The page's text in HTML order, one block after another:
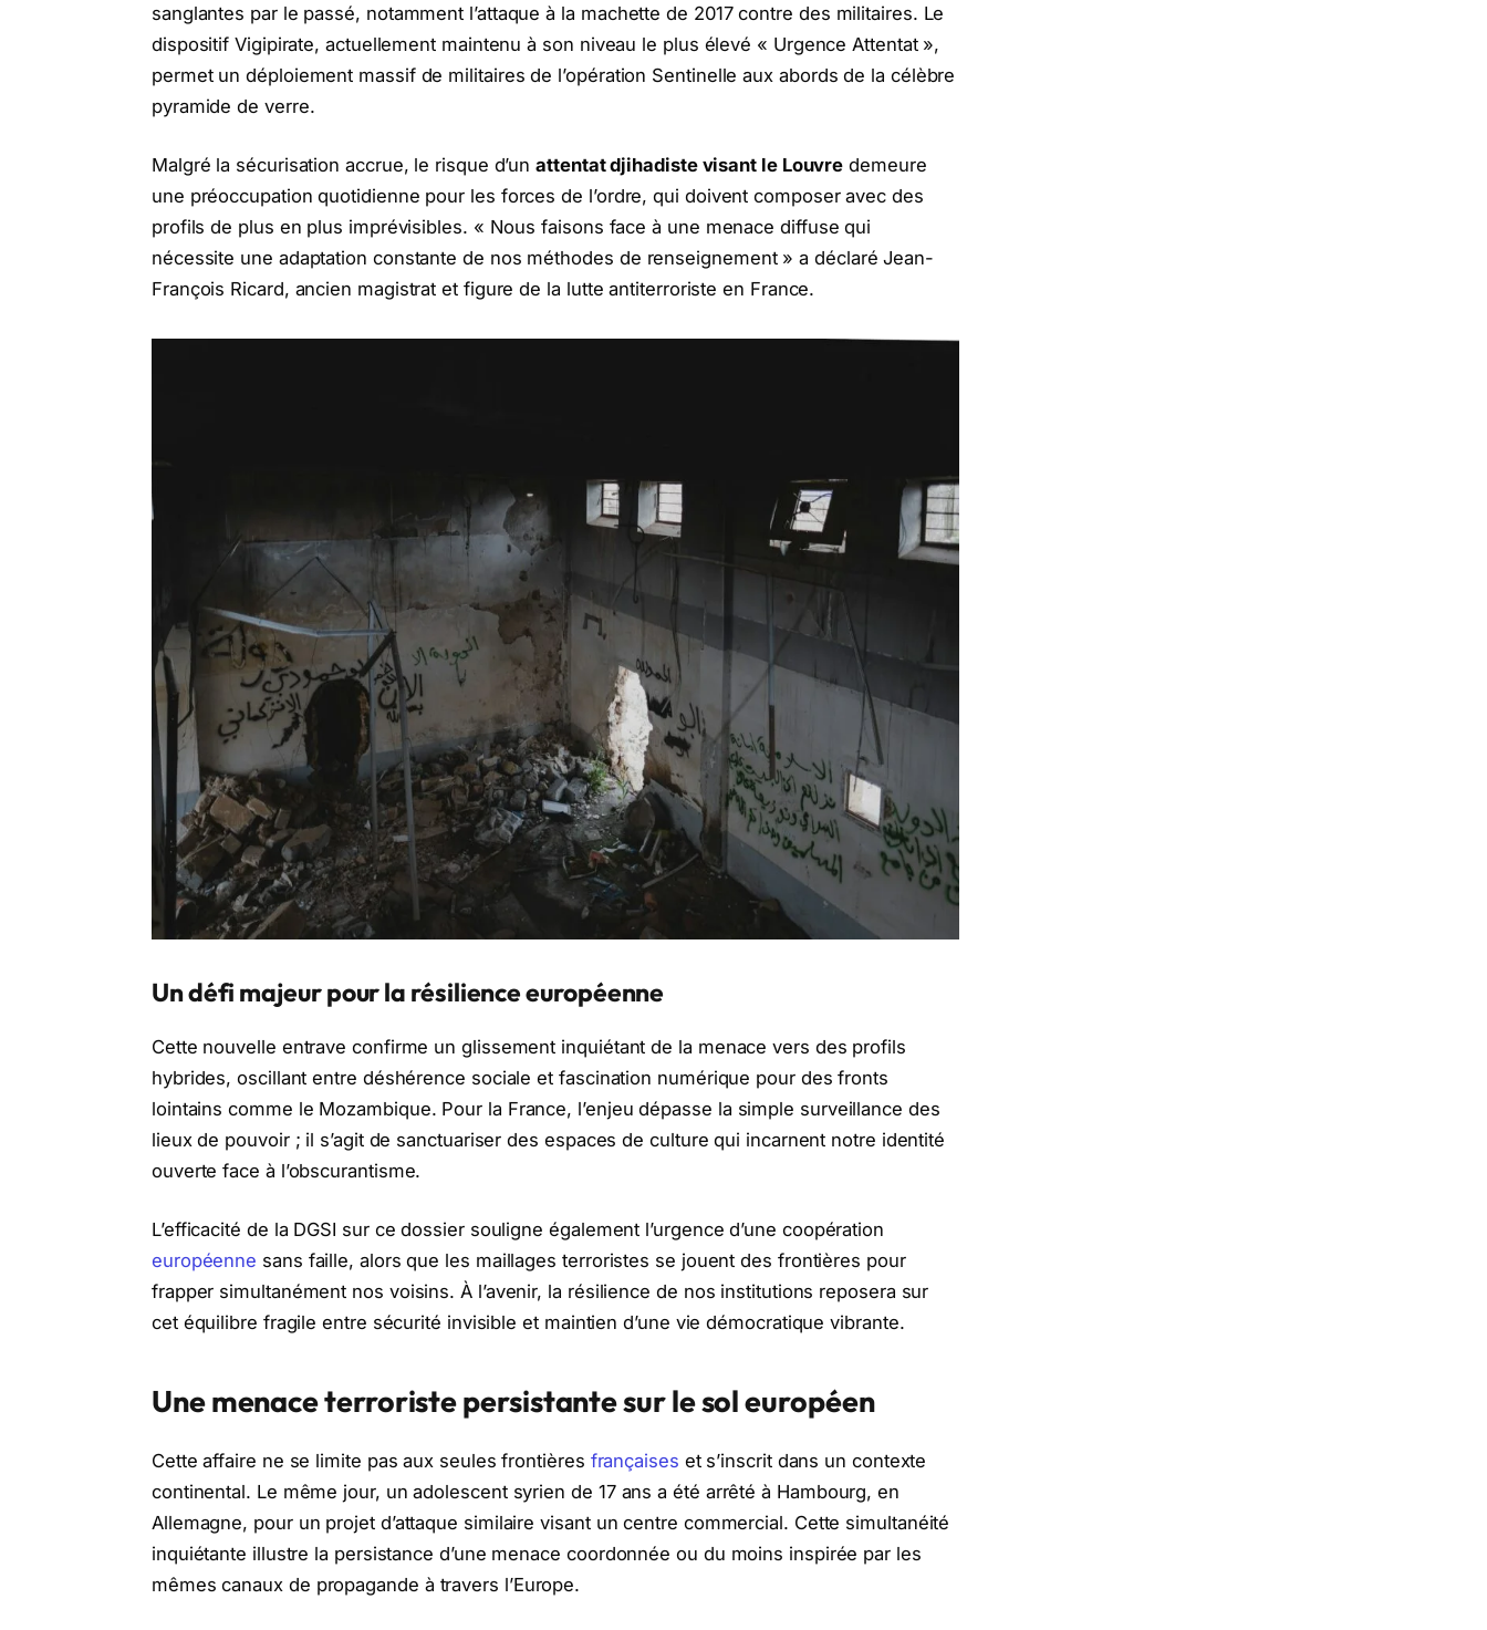
sanglantes par le passé, notamment l’attaque à la machette de 2017 contre des militaires. Le
dispositif Vigipirate, actuellement maintenu à son niveau le plus élevé « Urgence Attentat »,
permet un déploiement massif de militaires de l’opération Sentinelle aux abords de la célèbre
pyramide de verre.
Malgré la sécurisation accrue, le risque d’unattentat djihadiste visant le Louvre demeure
une préoccupation quotidienne pour les forces de l’ordre, qui doivent composer avec des
profils de plus en plus imprévisibles. « Nous faisons face à une menace diffuse qui
nécessite une adaptation constante de nos méthodes de renseignement » a déclaré Jean-
François Ricard, ancien magistrat et figure de la lutte antiterroriste en France.
Un défi majeur pour la résilience européenne
Cette nouvelle entrave confirme un glissement inquiétant de la menace vers des profils
hybrides, oscillant entre déshérence sociale et fascination numérique pour des fronts
lointains comme le Mozambique. Pour la France, l’enjeu dépasse la simple surveillance des
lieux de pouvoir ; il s’agit de sanctuariser des espaces de culture qui incarnent notre identité
ouverte face à l’obscurantisme.
L’efficacité de la DGSI sur ce dossier souligne également l’urgence d’une coopération
européenne sans faille, alors que les maillages terroristes se jouent des frontières pour
frapper simultanément nos voisins. À l’avenir, la résilience de nos institutions reposera sur
cet équilibre fragile entre sécurité invisible et maintien d’une vie démocratique vibrante.
Une menace terroriste persistante sur le sol européen
Cette affaire ne se limite pas aux seules frontières françaises et s’inscrit dans un contexte
continental. Le même jour, un adolescent syrien de 17 ans a été arrêté à Hambourg, en
Allemagne, pour un projet d’attaque similaire visant un centre commercial. Cette simultanéité
inquiétante illustre la persistance d’une menace coordonnée ou du moins inspirée par les
mêmes canaux de propagande à travers l’Europe.